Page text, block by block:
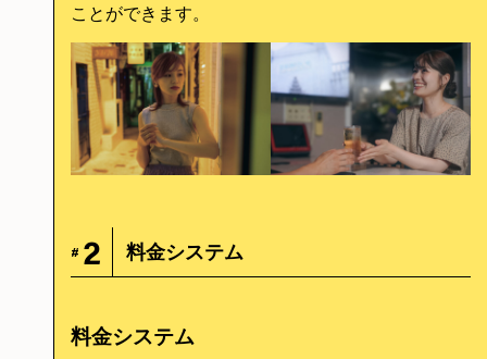
ことができます。
# 2 料金システム
料金システム